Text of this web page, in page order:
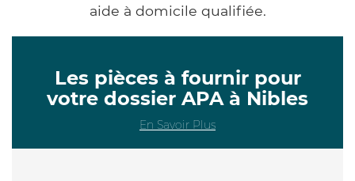
aide à domicile qualifiée.
Les pièces à fournir pour
votre dossier APA à Nibles
En Savoir Plus